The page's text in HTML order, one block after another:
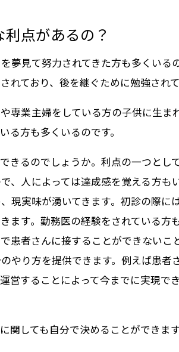
点があるの？
夢見て努力されてきた方も多くいる
ており、後を継ぐために勉強されて
専業主婦をしている方の子供に生ま
る方も多くいるのです。
きるのでしょうか。利点の一つとし
、人によっては達成感を覚える方も
現実味が湧いてきます。初診の際に
ます。勤務医の経験をされている方
者さんに接することができないこ
やり方を提供できます。例えば患者
営することによって今までに実現で
しても自分で決めることができます